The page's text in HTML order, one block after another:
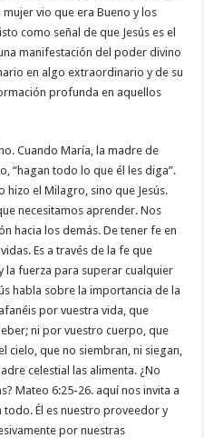
vio que era Bueno y los
como señal de que Jesús es el
manifestación del poder divino
en algo extraordinario y de su
profunda en aquellos
Cuando María, la madre de
“hagan todo lo que él les diga”.
el Milagro, sino que Jesús.
necesitamos aprender. Nos
hacia los demás. De tener fe en
Es a través de la fe que
la fuerza para superar cualquier
habla sobre la importancia de la
por vuestra vida, que
ni por vuestro cuerpo, que
que no siembran, ni siegan,
celestial las alimenta. ¿No
Mateo 6:25-26. aquí nos invita a
Él es nuestro proveedor y
por nuestras